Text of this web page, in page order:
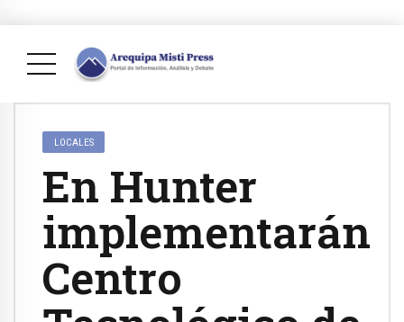
LOCALES
En Hunter
implementarán
Centro